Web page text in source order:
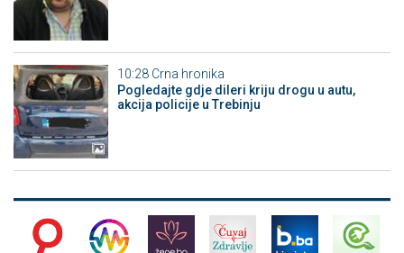
10:28 Crna hronika
Pogledajte gdje dileri kriju drogu u autu,
akcija policije u Trebinju